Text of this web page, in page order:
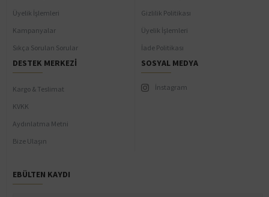
Üyelik İşlemleri
Kampanyalar
Sıkça Sorulan Sorular
Gizlilik Politikası
Üyelik İşlemleri
İade Politikası
DESTEK MERKEZI
Kargo & Teslimat
KVKK
Aydınlatma Metni
Bize Ulaşın
SOSYAL MEDYA
İnstagram
EBÜLTEN KAYDI